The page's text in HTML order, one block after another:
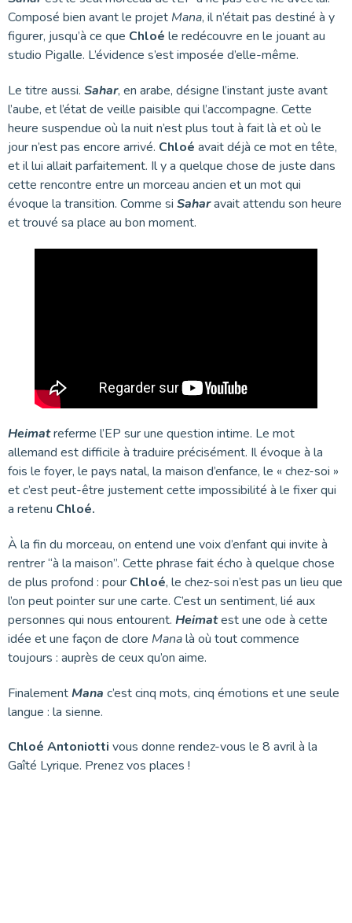
Composé bien avant le projet Mana, il n’était pas destiné à y
figurer, jusqu’à ce que Chloé le redécouvre en le jouant au
studio Pigalle. L’évidence s’est imposée d’elle-même.
Le titre aussi. Sahar, en arabe, désigne l’instant juste avant
l’aube, et l’état de veille paisible qui l’accompagne. Cette
heure suspendue où la nuit n’est plus tout à fait là et où le
jour n’est pas encore arrivé. Chloé avait déjà ce mot en tête,
et il lui allait parfaitement. Il y a quelque chose de juste dans
cette rencontre entre un morceau ancien et un mot qui
évoque la transition. Comme si Saharavait attendu son heure
et trouvé sa place au bon moment.
Heimatreferme l’EP sur une question intime. Le mot
allemand est difficile à traduire précisément. Il évoque à la
fois le foyer, le pays natal, la maison d’enfance, le « chez-soi »
et c’est peut-être justement cette impossibilité à le fixer qui
a retenu Chloé.
À la fin du morceau, on entend une voix d’enfant qui invite à
rentrer “à la maison”. Cette phrase fait écho à quelque chose
de plus profond : pour Chloé, le chez-soi n’est pas un lieu que
l’on peut pointer sur une carte. C’est un sentiment, lié aux
personnes qui nous entourent. Heimatest une ode à cette
idée et une façon de clore Manalà où tout commence
toujours : auprès de ceux qu’on aime.
FinalementMana c’est cinq mots, cinq émotions et une seule
langue : la sienne.
Chloé Antoniotti vous donne rendez-vous le 8 avril à la
Gaîté Lyrique. Prenez vos places !